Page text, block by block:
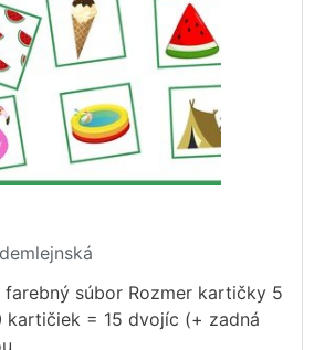
farebný súbor Rozmer kartičky 5
kartičiek = 15 dvojíc (+ zadná